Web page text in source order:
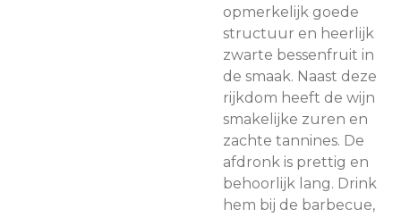
opmerkelijk goede
structuur en heerlijk
zwarte bessenfruit in
de smaak. Naast deze
rijkdom heeft de wijn
smakelijke zuren en
zachte tannines. De
afdronk is prettig en
behoorlijk lang. Drink
hem bij de barbecue,